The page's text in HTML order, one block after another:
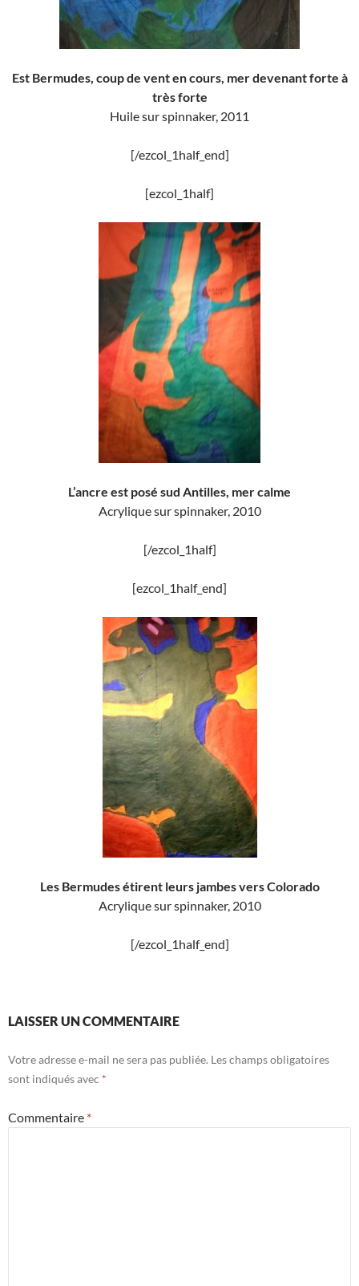
Est Bermudes, coup de vent en cours, mer devenant forte à
très forte
Huile sur spinnaker, 2011
[/ezcol_1half_end]
[ezcol_1half]
L’ancre est posé sud Antilles, mer calme
Acrylique sur spinnaker, 2010
[/ezcol_1half]
[ezcol_1half_end]
Les Bermudes étirent leurs jambes vers Colorado
Acrylique sur spinnaker, 2010
[/ezcol_1half_end]
LAISSER UN COMMENTAIRE
Votre adresse e-mail ne sera pas publiée. Les champs obligatoires
sont indiqués avec *
Commentaire *